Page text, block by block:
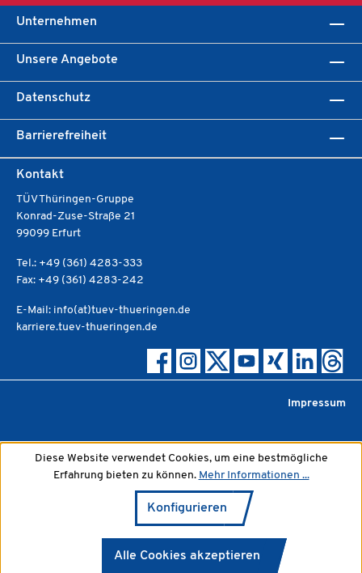
Unternehmen
Unsere Angebote
Datenschutz
Barrierefreiheit
Kontakt
TÜV Thüringen-Gruppe
Konrad-Zuse-Straße 21
99099 Erfurt
Tel.: +49 (361) 4283-333
Fax: +49 (361) 4283-242
E-Mail: info(at)tuev-thueringen.de
karriere.tuev-thueringen.de
Impressum
Diese Website verwendet Cookies, um eine bestmögliche
Erfahrung bieten zu können. Mehr Informationen ...
Konfigurieren
Alle Cookies akzeptieren